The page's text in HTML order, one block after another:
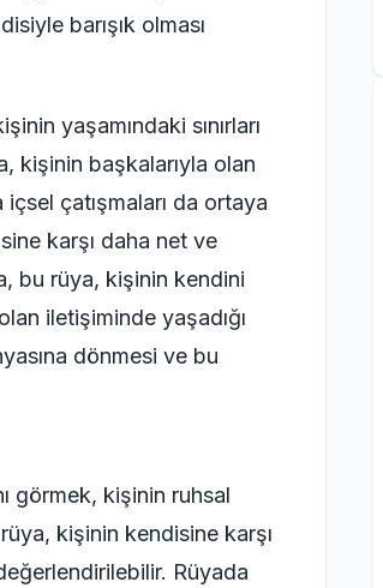
barışık olması
yaşamındaki sınırları
kişinin başkalarıyla olan
çatışmaları da ortaya
karşı daha net ve
bu rüya, kişinin kendini
iletişiminde yaşadığı
dönmesi ve bu
görmek, kişinin ruhsal
kişinin kendisine karşı
Rüyada